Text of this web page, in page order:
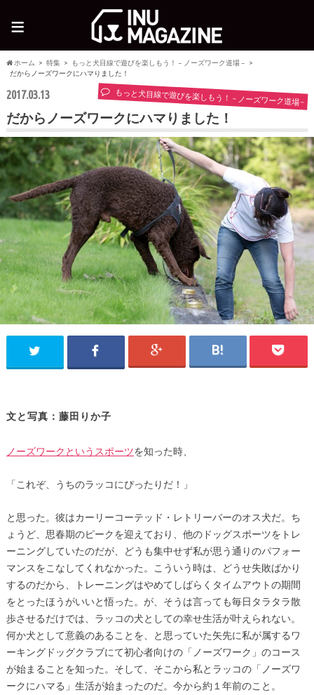
≡
ホーム 特集
もっと犬目線で遊びを楽しもう！ – ノーズワーク道場 –
だからノーズワークにハマりました！
2017.03.13 もっと犬目線で遊びを楽しもう！ – ノーズワーク道場 –
だからノーズワークにハマりました！
文と写真：藤田りか子
ノーズワークというスポーツを知った時、
「これぞ、うちのラッコにぴったりだ！」
と思った。彼はカーリーコーテッド・レトリーバーのオス犬だ。ち
ょうど、思春期のピークを迎えており、他のドッグスポーツをトレ
ーニングしていたのだが、どうも集中せず私が思う通りのパフォー
マンスをこなしてくれなかった。こういう時は、どうせ失敗ばかり
するのだから、トレーニングはやめてしばらくタイムアウトの期間
をとったほうがいいと悟った。が、そうは言っても毎日タラタラ散
歩させるだけでは、ラッコの犬としての幸せ生活が叶えられない。
何か犬として意義のあることを、と思っていた矢先に私が属するワ
ーキングドッグクラブにて初心者向けの「ノーズワーク」のコース
が始まることを知った。そして、そこから私とラッコの「ノーズワ
ークにハマる」生活が始まったのだ。今から約１年前のこと。